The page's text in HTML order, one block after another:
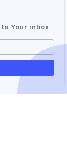
Your inbox